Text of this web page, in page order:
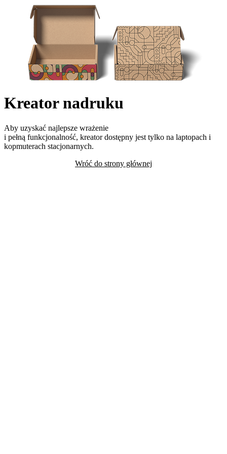
Kreator nadruku
Aby uzyskać najlepsze wrażenie
i pełną funkcjonalność, kreator dostępny jest tylko na laptopach i
kopmuterach stacjonarnych.
Wróć do strony głównej